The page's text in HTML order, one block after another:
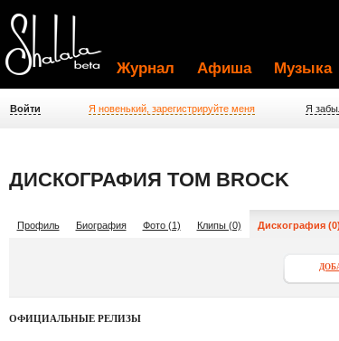
Журнал Афиша Музыка
Войти Я новенький, зарегистрируйте меня Я
ДИСКОГРАФИЯ TOM BROCK
Профиль Биография Фото (1) Клипы (0) Дискография (0)
ОФИЦИАЛЬНЫЕ РЕЛИЗЫ